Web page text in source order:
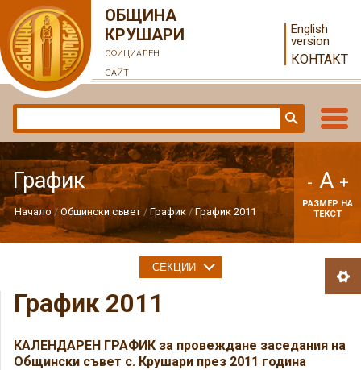
ОБЩИНА
КРУШАРИ
ОФИЦИАЛЕН
САЙТ
English
version
КОНТАКТ
График
Начало Общински съвет График График 2011
- A +
РАЗМЕР НА
ТЕКСТ
График 2011
КАЛЕНДАРЕН ГРАФИК за провеждане заседания на
Общински съвет с. Крушари през 2011 година
СЕКЦИИ